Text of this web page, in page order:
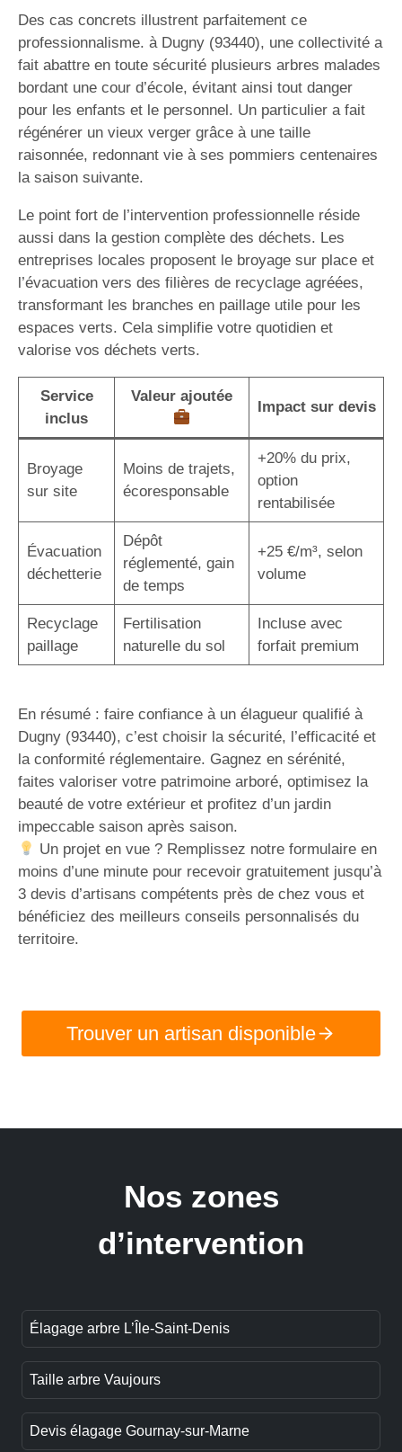
Des cas concrets illustrent parfaitement ce
professionnalisme. à Dugny (93440), une collectivité a
fait abattre en toute sécurité plusieurs arbres malades
bordant une cour d’école, évitant ainsi tout danger
pour les enfants et le personnel. Un particulier a fait
régénérer un vieux verger grâce à une taille
raisonnée, redonnant vie à ses pommiers centenaires
la saison suivante.
Le point fort de l’intervention professionnelle réside
aussi dans la gestion complète des déchets. Les
entreprises locales proposent le broyage sur place et
l’évacuation vers des filières de recyclage agréées,
transformant les branches en paillage utile pour les
espaces verts. Cela simplifie votre quotidien et
valorise vos déchets verts.
Service
inclus
Valeur ajoutée
Impact sur devis
Broyage
sur site
Moins de trajets,
écoresponsable
+20% du prix,
option
rentabilisée
Évacuation
déchetterie
Dépôt
réglementé, gain
de temps
+25 €/m³, selon
volume
Recyclage
paillage
Fertilisation
naturelle du sol
Incluse avec
forfait premium
En résumé : faire confiance à un élagueur qualifié à
Dugny (93440), c’est choisir la sécurité, l’efficacité et
la conformité réglementaire. Gagnez en sérénité,
faites valoriser votre patrimoine arboré, optimisez la
beauté de votre extérieur et profitez d’un jardin
impeccable saison après saison.
Un projet en vue ? Remplissez notre formulaire en
moins d’une minute pour recevoir gratuitement jusqu’à
3 devis d’artisans compétents près de chez vous et
bénéficiez des meilleurs conseils personnalisés du
territoire.
Trouver un artisan disponible
Nos zones
d’intervention
Élagage arbre L’Île-Saint-Denis
Taille arbre Vaujours
Devis élagage Gournay-sur-Marne